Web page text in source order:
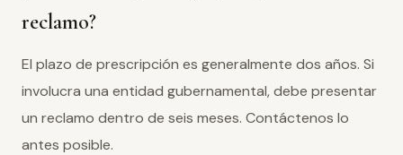
reclamo?
El plazo de prescripción es generalmente dos años. Si
involucra una entidad gubernamental, debe presentar
un reclamo dentro de seis meses. Contáctenos lo
antes posible.